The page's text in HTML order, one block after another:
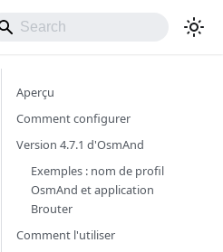
Aperçu
Comment configurer
Version 4.7.1 d'OsmAnd
Exemples : nom de profil
OsmAnd et application
Brouter
Comment l'utiliser